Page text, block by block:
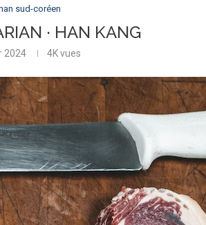
sud-coréen
· HAN KANG
2024 4Kvues